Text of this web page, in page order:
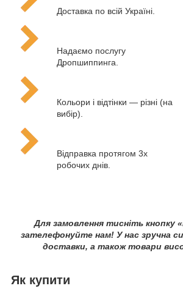
Доставка по всій Україні.
Надаємо послугу
Дропшиппинга.
Кольори і відтінки — різні (на
вибір).
Відправка протягом 3х
робочих днів.
Для замовлення тисніть кнопку
зателефонуйте нам! У нас зручна
доставки, а також товари
Як купити